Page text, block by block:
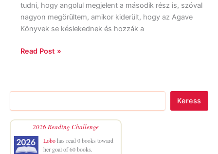
tudni, hogy angolul megjelent a második rész is, szóval
nagyon megörültem, amikor kiderült, hogy az Agave
Könyvek se késlekednek és hozzák a
Read Post »
Keress
2026 Reading Challenge
Lobohas read 0 books toward
her goal of 60 books.